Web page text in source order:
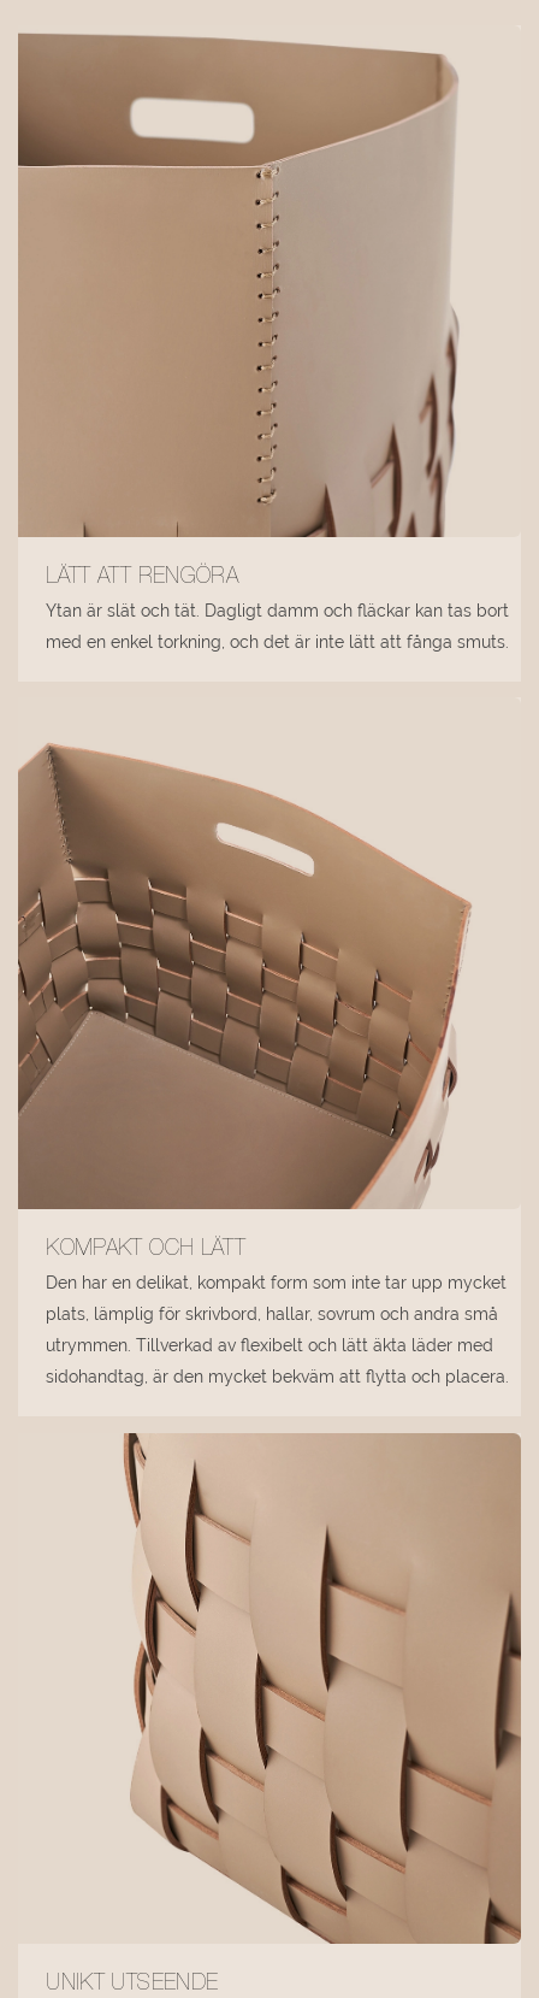
LÄTT ATT RENGÖRA
Ytan är slät och tät. Dagligt damm och fläckar kan tas bort
med en enkel torkning, och det är inte lätt att fånga smuts.
KOMPAKT OCH LÄTT
Den har en delikat, kompakt form som inte tar upp mycket
plats, lämplig för skrivbord, hallar, sovrum och andra små
utrymmen. Tillverkad av flexibelt och lätt äkta läder med
sidohandtag, är den mycket bekväm att flytta och placera.
UNIKT UTSEENDE